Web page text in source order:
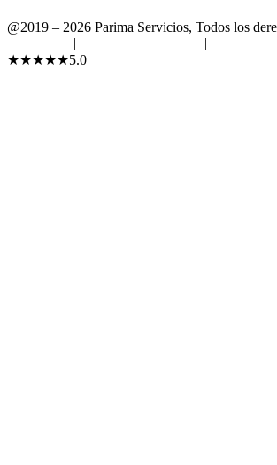
@2019 – 2026 Parima Servicios, Todos los
| |
★★★★★5.0